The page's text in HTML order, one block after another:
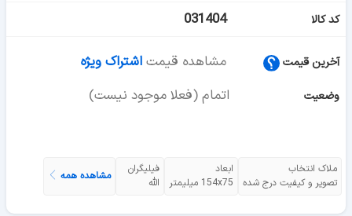
کد کالا
031404
آخرین قیمت مشاهده قیمت اشتراک ویژه
وضعیت اتمام (فعلا موجود نیست)
ملاک انتخاب
تصویر و کیفیت درج شده
ابعاد
154x75 میلیمتر
فیلیگران
الله
مشاهده همه